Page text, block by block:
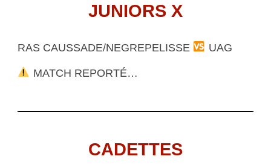
JUNIORS X
RAS CAUSSADE/NEGREPELISSE
UAG
MATCH REPORTÉ…
CADETTES